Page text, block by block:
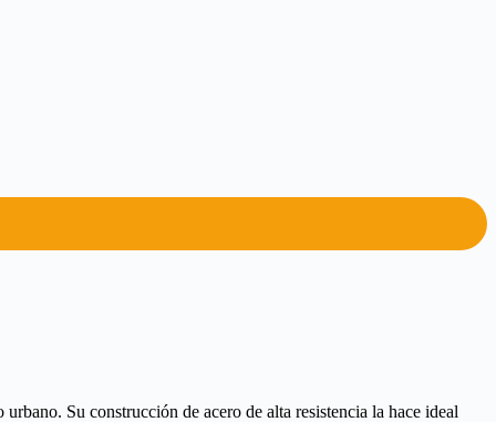
Su construcción de acero de alta resistencia la hace ideal